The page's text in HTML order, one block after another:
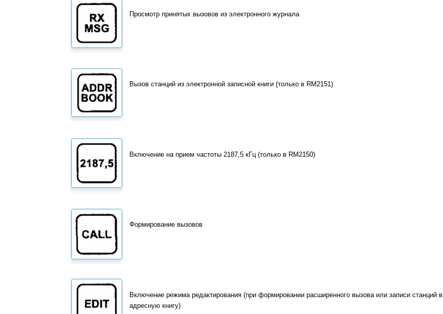
Просмотр принятых вызовов из электронного журнала
Вызов станций из электронной записной книги (только в RM2151)
Включение на прием частоты 2187,5 кГц (только в RM2150)
Формирование вызовов
Включение режима редактирования (при формировании расширенного вызова или записи станций в
адресную книгу)